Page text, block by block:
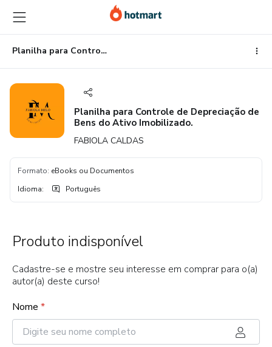
para
o
conteúdo
principal
para
o
pagamento
para
o
rodapé
Planilha para Controle de Depreciação de Bens do Ativo Imobilizado.
Planilha para Controle de Depreciação de
Bens do Ativo Imobilizado.
FABIOLA CALDAS
Formato: eBooks ou Documentos
Idioma: Português
Produto indisponível
Cadastre-se e mostre seu interesse em comprar para o(a)
autor(a) deste curso!
Nome *